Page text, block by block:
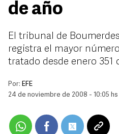
de año
El tribunal de
registra el mayor
tratado desde enero 351
Por: EFE
24 de noviembre de 2008 - 10:05 hs